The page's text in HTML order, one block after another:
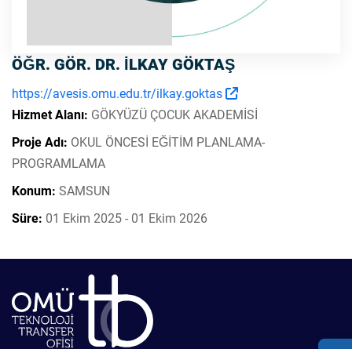
ÖĞR. GÖR. DR. İLKAY GÖKTAŞ
https://avesis.omu.edu.tr/ilkay.goktas
Hizmet Alanı: GÖKYÜZÜ ÇOCUK AKADEMİSİ
Proje Adı: OKUL ÖNCESİ EĞİTİM PLANLAMA-
PROGRAMLAMA
Konum: SAMSUN
Süre: 01 Ekim 2025 - 01 Ekim 2026